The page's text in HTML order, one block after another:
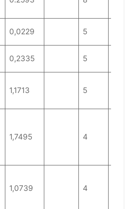
0,0229 5
0,2335 5
1,1713 5
1,7495 4
1,0739 4